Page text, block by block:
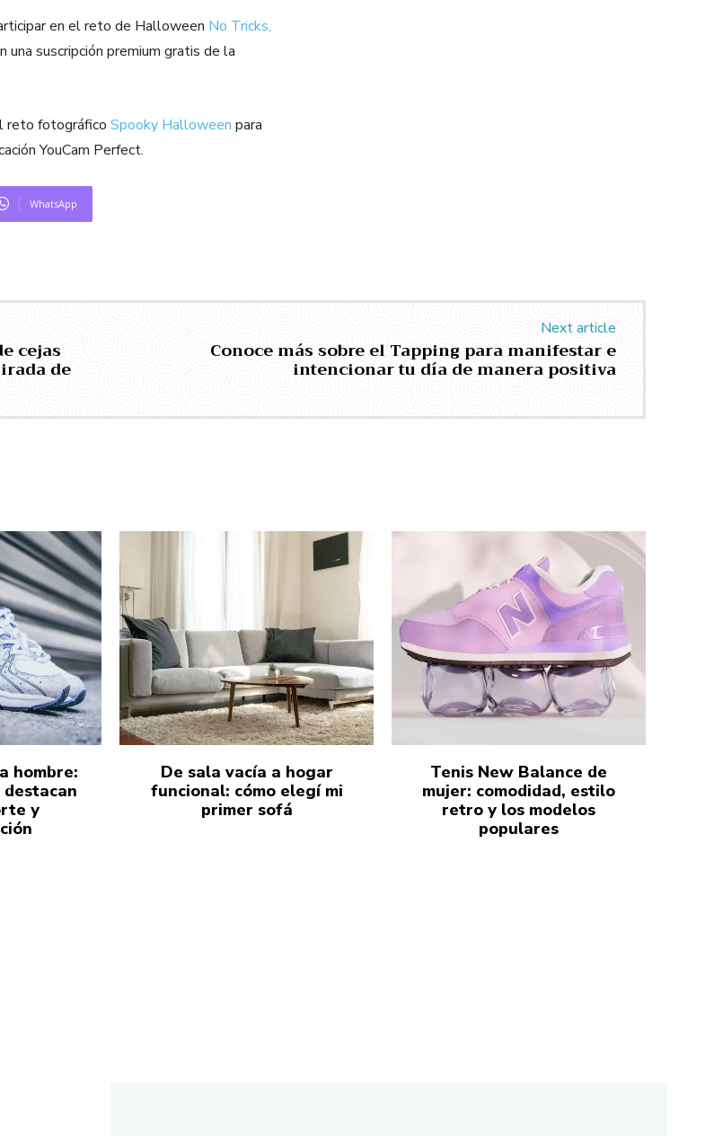
en el reto de Halloween No Tricks,
una suscripción premium gratis de la
reto fotográfico Spooky Halloween para
YouCam Perfect.
WhatsApp
cejas
de
Next article
Conoce más sobre el Tapping para manifestar e
intencionar tu día de manera positiva
hombre:
y
De sala vacía a hogar
funcional: cómo elegí mi
primer sofá
Tenis New Balance de
mujer: comodidad, estilo
retro y los modelos
populares